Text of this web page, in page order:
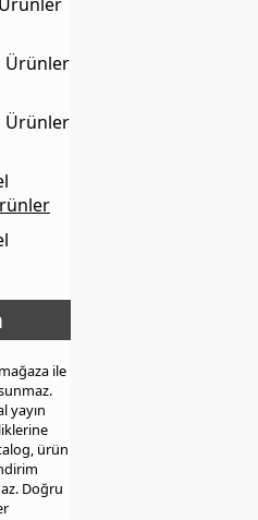
Ürünler
Ürünler
ile
yayın
ürün
Doğru